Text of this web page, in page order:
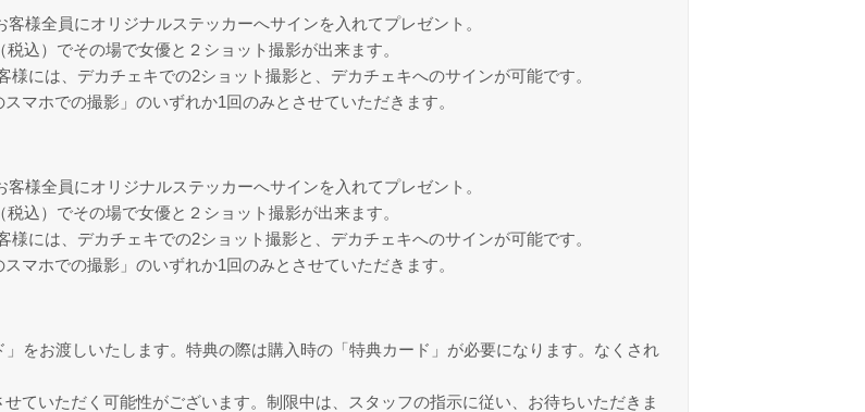
様全員にオリジナルステッカーへサインを入れてプレゼント。
込）でその場で女優と２ショット撮影が出来ます。
には、デカチェキでの2ショット撮影と、デカチェキへのサインが可能です。
マホでの撮影」のいずれか1回のみとさせていただきます。
様全員にオリジナルステッカーへサインを入れてプレゼント。
込）でその場で女優と２ショット撮影が出来ます。
には、デカチェキでの2ショット撮影と、デカチェキへのサインが可能です。
マホでの撮影」のいずれか1回のみとさせていただきます。
をお渡しいたします。特典の際は購入時の「特典カード」が必要になります。なくされ
ていただく可能性がございます。制限中は、スタッフの指示に従い、お待ちいただきま